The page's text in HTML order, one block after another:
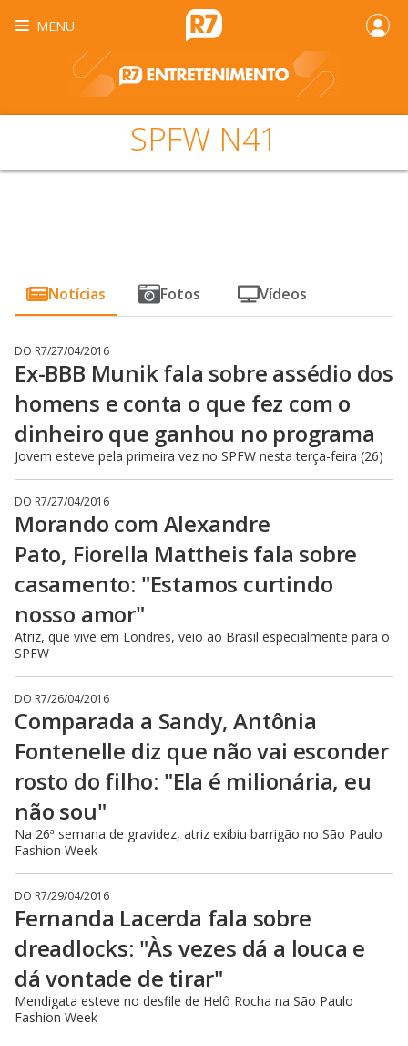
MENU
SPFW N41
Notícias Fotos Vídeos
DO R7/27/04/2016
Ex-BBB Munik fala sobre assédio dos
homens e conta o que fez com o
dinheiro que ganhou no programa
Jovem esteve pela primeira vez no SPFW nesta terça-feira (26)
DO R7/27/04/2016
Morando com Alexandre
Pato, Fiorella Mattheis fala sobre
casamento: "Estamos curtindo
nosso amor"
Atriz, que vive em Londres, veio ao Brasil especialmente para o
SPFW
DO R7/26/04/2016
Comparada a Sandy, Antônia
Fontenelle diz que não vai esconder
rosto do filho: "Ela é milionária, eu
não sou"
Na 26ª semana de gravidez, atriz exibiu barrigão no São Paulo
Fashion Week
DO R7/29/04/2016
Fernanda Lacerda fala sobre
dreadlocks: "Às vezes dá a louca e
dá vontade de tirar"
Mendigata esteve no desfile de Helô Rocha na São Paulo
Fashion Week